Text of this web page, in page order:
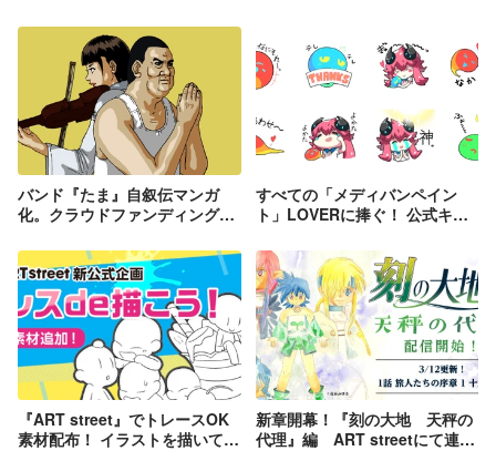
バンド『たま』自叙伝マンガ
化。クラウドファンディングプ
すべての「メディバンペイン
ト」LOVERに捧ぐ！ 公式キャ
ンプ配信中！
『ART street』でトレースOK
素材配布！ イラストを描いてみ
新章開幕！『刻の大地 天秤の
代理』編 ART streetにて連載